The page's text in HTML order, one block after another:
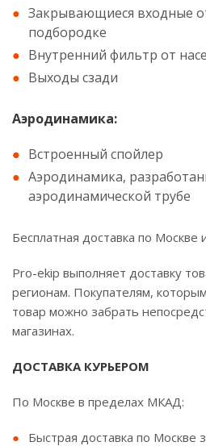
Закрывающиеся входные
подбородке
Внутренний фильтр от
Выходы сзади
Аэродинамика:
Встроенный спойлер
Аэродинамика,
аэродинамической трубе
Бесплатная доставка по Москве
Pro-ekip выполняет доставку
регионам. Покупателям,
товар можно забрать
магазинах.
ДОСТАВКА КУРЬЕРОМ
По Москве в пределах МКАД:
Быстрая доставка по Москве